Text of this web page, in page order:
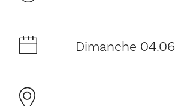
Historie og arkitektur
Dimanche 04.06